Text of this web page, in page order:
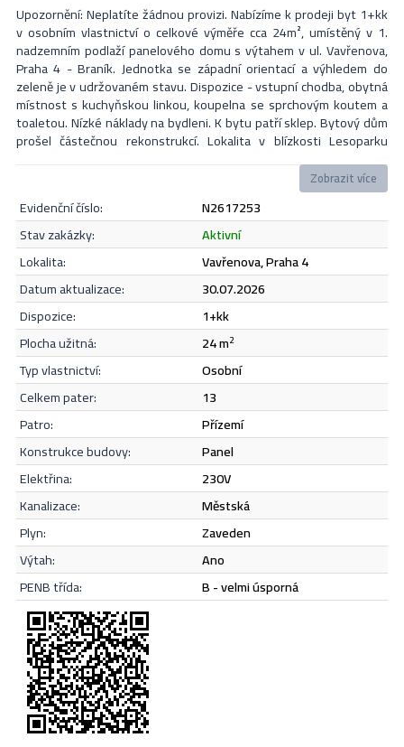
Souhlasím sezásadami ochrany osobních údajů.
Odeslat
Upozornění: Neplatíte žádnou provizi. Nabízíme k prodeji byt 1+kk
v osobním vlastnictví o celkové výměře cca 24m², umístěný v 1.
nadzemním podlaží panelového domu s výtahem v ul. Vavřenova,
Praha 4 - Braník. Jednotka se západní orientací a výhledem do
zeleně je v udržovaném stavu. Dispozice - vstupní chodba, obytná
místnost s kuchyňskou linkou, koupelna se sprchovým koutem a
toaletou. Nízké náklady na bydleni. K bytu patří sklep. Bytový dům
prošel částečnou rekonstrukcí. Lokalita v blízkosti Lesoparku
Hodkovičky poskytuje klidné místo pro bydlení s množstvím
volnočasových aktivit. Dobrá dopravní dostupnost do centra
města, v pěší vzdálenosti zastávka autobusů. V okolí se nachází
veškerá občanská vybavenost (školka, škola, lékárna, nákupní
možnosti, sportoviště). Vzhledem k vysoké poptávce po nájemních
bytech, doporučujeme i jako zajímavou investiční příležitost
zajišťující dlouhodobě stabilní výnos. Nemovitost lze financovat
hypotečním úvěrem s nejvýhodnější úrokovou sazbou na trhu,
který bezplatně zajistíme. Ohledně dotazů, či zájmu o prohlídku
mne neváhejte kontaktovat.
Zobrazit více
evidenční číslo:
N2617253
stav zakázky:
aktivní
lokalita:
Vavřenova, Praha 4
datum aktualizace:
30.07.2026
dispozice:
1+kk
plocha užitná:
24 m2
typ vlastnictví:
osobní
celkem pater:
13
patro:
přízemí
konstrukce budovy:
panel
elektřina:
230V
kanalizace:
městská
plyn:
zaveden
výtah:
Ano
PENB třída:
B - velmi úsporná